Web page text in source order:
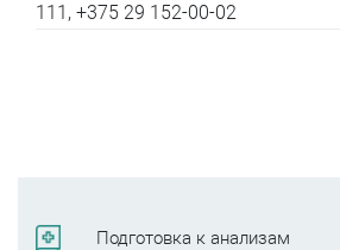
111, +375 29 152-00-02
Подготовка к анализам